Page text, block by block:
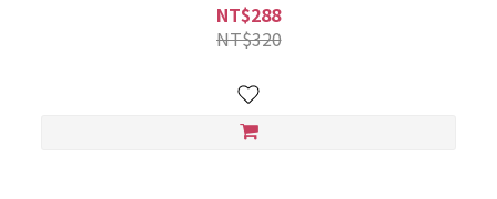
NT$288
NT$320